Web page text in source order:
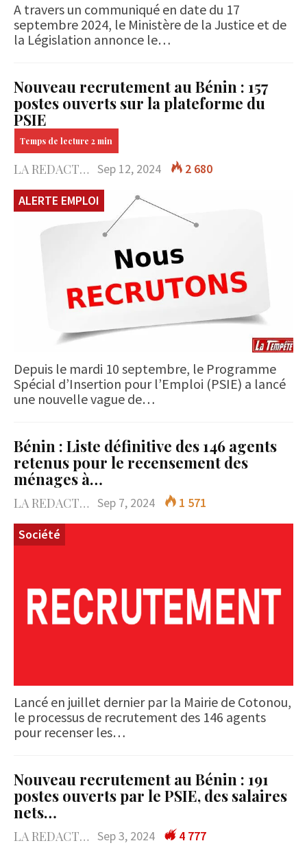
A travers un communiqué en date du 17
septembre 2024, le Ministère de la Justice et de
la Législation annonce le…
Nouveau recrutement au Bénin : 157
postes ouverts sur la plateforme du
PSIE
LA REDACTION Sep 12, 2024
2 680
ALERTE EMPLOI
Depuis le mardi 10 septembre, le Programme
Spécial d’Insertion pour l’Emploi (PSIE) a lancé
une nouvelle vague de…
Bénin : Liste définitive des 146 agents
retenus pour le recensement des
ménages à…
LA REDACTION Sep 7, 2024
1 571
Société
Lancé en juillet dernier par la Mairie de Cotonou,
le processus de recrutement des 146 agents
pour recenser les…
Nouveau recrutement au Bénin : 191
postes ouverts par le PSIE, des salaires
nets…
LA REDACTION Sep 3, 2024 4 777